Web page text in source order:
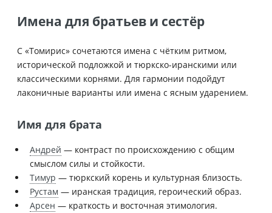
Имена для братьев и сестёр
С «Томирис» сочетаются имена с чётким ритмом,
исторической подложкой и тюркско-иранскими или
классическими корнями. Для гармонии подойдут
лаконичные варианты или имена с ясным ударением.
Имя для брата
Андрей — контраст по происхождению с общим
смыслом силы и стойкости.
Тимур — тюркский корень и культурная близость.
Рустам — иранская традиция, героический образ.
Арсен — краткость и восточная этимология.